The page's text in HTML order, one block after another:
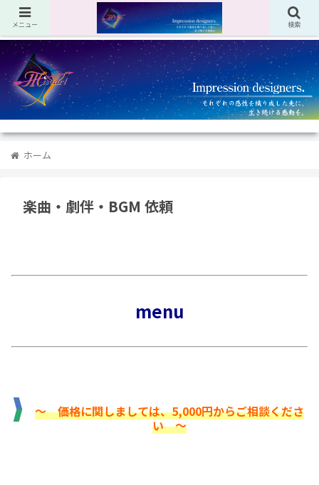
ホーム
楽曲・劇伴・BGM 依頼
menu
〜 価格に関しましては、5,000円からご相談くださ
い 〜
メニュー 検索